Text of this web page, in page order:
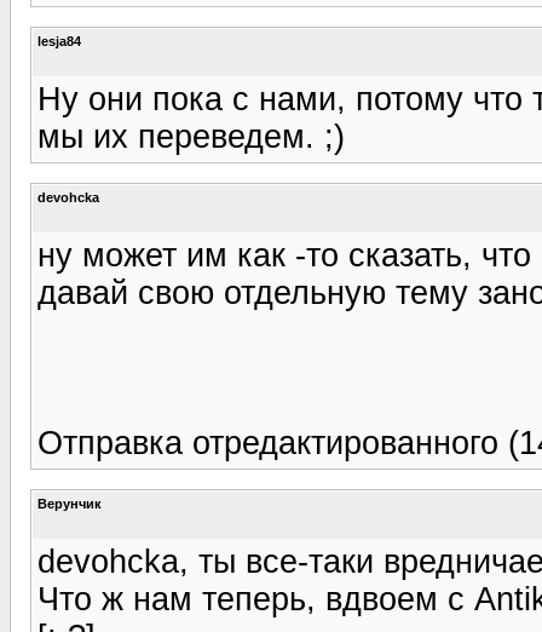
lesja84
Ну они пока с нами, потому что
мы их переведем. ;)
devohcka
ну может им как -то сказать,
давай свою отдельную тему
Отправка отредактированного
Верунчик
devohcka, ты все-таки
Что ж нам теперь, вдвоем с